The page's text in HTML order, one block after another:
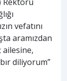
vefatını
aramızdan
ailesine,
diliyorum”